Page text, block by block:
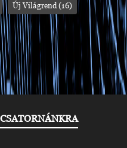
Új Világrend (16)